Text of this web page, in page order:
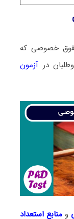
حقوق خصوصی که
درآزمون
و منابع استعداد